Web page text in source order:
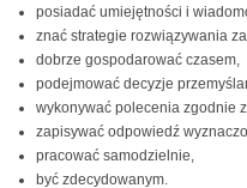
posiadać umiejętności i
znać strategie rozwiązywania
dobrze gospodarować czasem,
podejmować decyzje
wykonywać polecenia zgodnie z
zapisywać odpowiedź
pracować samodzielnie,
być zdecydowanym.